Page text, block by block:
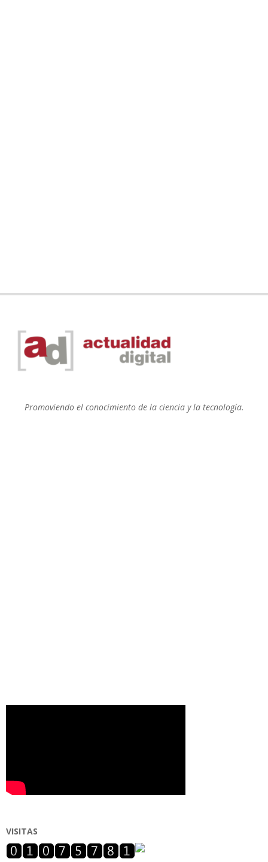
Promoviendo el conocimiento de la ciencia y la tecnología.
VISITAS